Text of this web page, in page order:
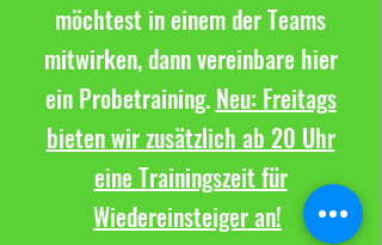
möchtest in einem der Teams
mitwirken, dann vereinbare hier
ein Probetraining. Neu: Freitags
bieten wir zusätzlich ab 20 Uhr
eine Trainingszeit für
Wiedereinsteiger an!